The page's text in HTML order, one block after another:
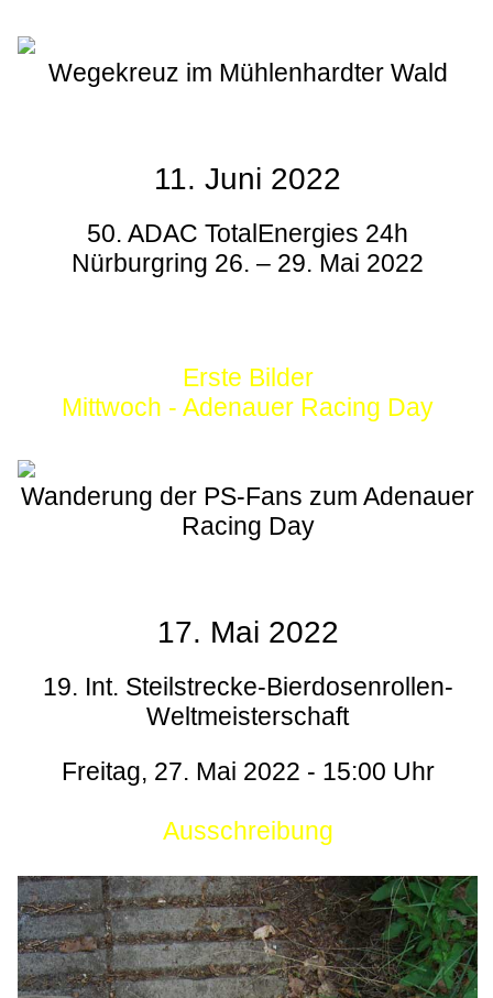
Wegekreuz im Mühlenhardter Wald
11. Juni 2022
50. ADAC TotalEnergies 24h
Nürburgring 26. – 29. Mai 2022
Erste Bilder
Mittwoch - Adenauer Racing Day
Wanderung der PS-Fans zum Adenauer
Racing Day
17. Mai 2022
19. Int. Steilstrecke-Bierdosenrollen-
Weltmeisterschaft
Freitag, 27. Mai 2022 - 15:00 Uhr
Ausschreibung